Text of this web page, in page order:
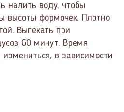
налить воду, чтобы
высоты формочек. Плотно
Выпекать при
60 минут. Время
в зависимости